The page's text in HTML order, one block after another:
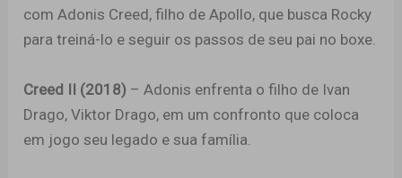
com Adonis Creed, filho de Apollo, que busca Rocky
para treiná-lo e seguir os passos de seu pai no boxe.
Creed II (2018) – Adonis enfrenta o filho de Ivan
Drago, Viktor Drago, em um confronto que coloca
em jogo seu legado e sua família.